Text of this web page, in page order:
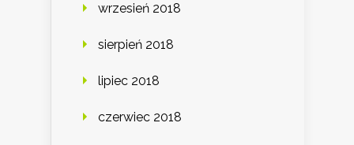
wrzesień 2018
sierpień 2018
lipiec 2018
czerwiec 2018